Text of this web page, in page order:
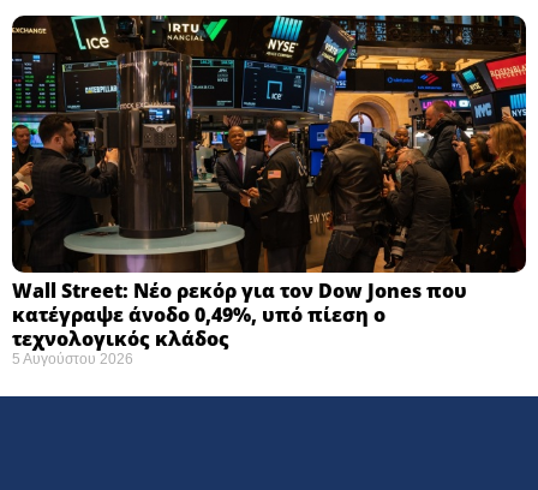
Wall Street: Νέο ρεκόρ για τον Dow Jones που
κατέγραψε άνοδο 0,49%, υπό πίεση ο
τεχνολογικός κλάδος
5 Αυγούστου 2026